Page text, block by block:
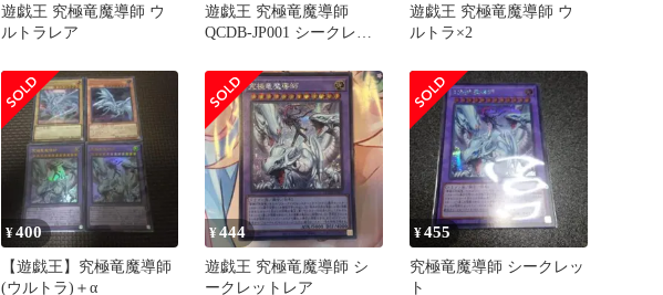
遊戯王 究極竜魔導師 ウ
ルトラレア
遊戯王 究極竜魔導師
QCDB-JP001 シークレッ
遊戯王 究極竜魔導師 ウ
ルトラ×2
¥400
【遊戯王】究極竜魔導師
(ウルトラ)＋α
¥444
遊戯王 究極竜魔導師 シ
ークレットレア
¥455
究極竜魔導師 シークレッ
ト